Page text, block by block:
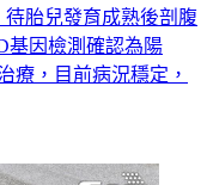
胎兒發育成熟後剖腹
基因檢測確認為陽
療，目前病況穩定，